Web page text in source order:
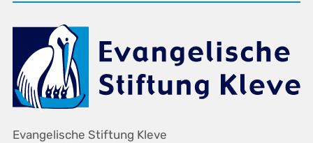
Evangelische Stiftung Kleve